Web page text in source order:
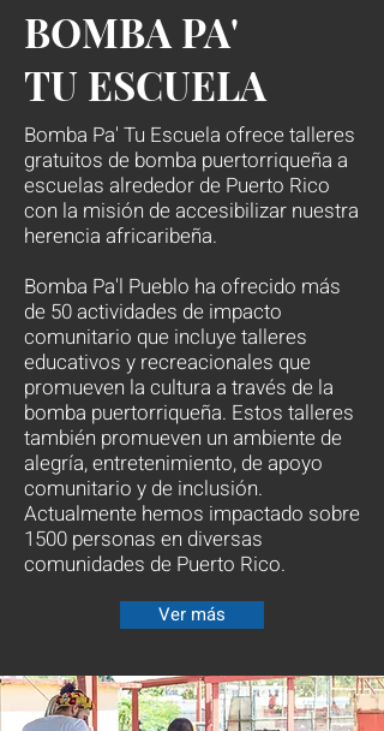
BOMBA PA'
TU ESCUELA
Bomba Pa' Tu Escuela ofrece talleres
gratuitos de bomba puertorriqueña a
escuelas alrededor de Puerto Rico
con la misión de accesibilizar nuestra
herencia africaribeña.
Bomba Pa'l Pueblo ha ofrecido más
de 50 actividades de impacto
comunitario que incluye talleres
educativos y recreacionales que
promueven la cultura a través de la
bomba puertorriqueña. Estos talleres
también promueven un ambiente de
alegría, entretenimiento, de apoyo
comunitario y de inclusión.
Actualmente hemos impactado sobre
1500 personas en diversas
comunidades de Puerto Rico.
Ver más